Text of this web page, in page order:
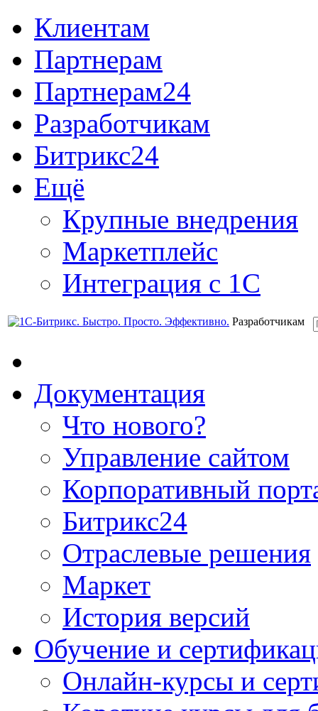
Клиентам
Партнерам
Партнерам24
Разработчикам
Битрикс24
Ещё
Крупные внедрения
Маркетплейс
Интеграция с 1С
Разработчикам
Документация
Что нового?
Управление сайтом
Корпоративный
Битрикс24
Отраслевые решения
Маркет
История версий
Обучение и
Онлайн-курсы и